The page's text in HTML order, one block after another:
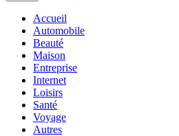
Accueil
Automobile
Beauté
Maison
Entreprise
Internet
Loisirs
Santé
Voyage
Autres